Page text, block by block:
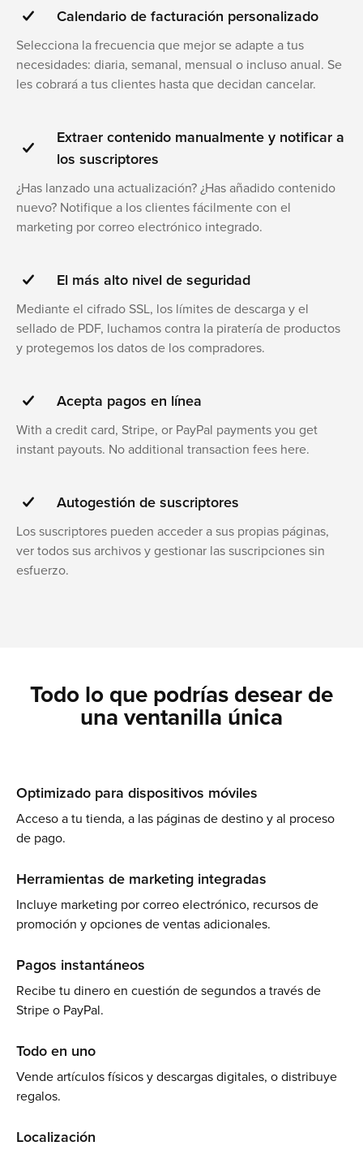
Calendario de facturación personalizado
Selecciona la frecuencia que mejor se adapte a tus
necesidades: diaria, semanal, mensual o incluso anual. Se
les cobrará a tus clientes hasta que decidan cancelar.
Extraer contenido manualmente y notificar a
los suscriptores
¿Has lanzado una actualización? ¿Has añadido contenido
nuevo? Notifique a los clientes fácilmente con el
marketing por correo electrónico integrado.
El más alto nivel de seguridad
Mediante el cifrado SSL, los límites de descarga y el
sellado de PDF, luchamos contra la piratería de productos
y protegemos los datos de los compradores.
Acepta pagos en línea
With a credit card, Stripe, or PayPal payments you get
instant payouts. No additional transaction fees here.
Autogestión de suscriptores
Los suscriptores pueden acceder a sus propias páginas,
ver todos sus archivos y gestionar las suscripciones sin
esfuerzo.
Todo lo que podrías desear de
una ventanilla única
Optimizado para dispositivos móviles
Acceso a tu tienda, a las páginas de destino y al proceso
de pago.
Herramientas de marketing integradas
Incluye marketing por correo electrónico, recursos de
promoción y opciones de ventas adicionales.
Pagos instantáneos
Recibe tu dinero en cuestión de segundos a través de
Stripe o PayPal.
Todo en uno
Vende artículos físicos y descargas digitales, o distribuye
regalos.
Localización